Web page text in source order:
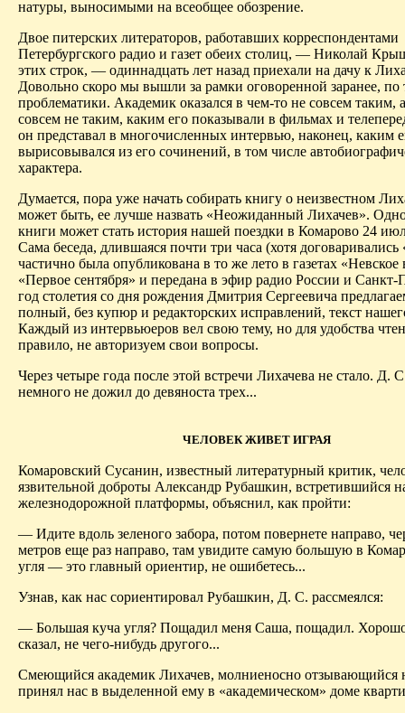
натуры, выносимыми на всеобщее обозрение.
Двое питерских литераторов, работавших корреспондентами
Петербургского радио и газет обеих столиц, — Николай
этих строк, — одиннадцать лет назад приехали на дачу к
Довольно скоро мы вышли за рамки оговоренной заранее, по
проблематики. Академик оказался в чем-то не совсем таким,
совсем не таким, каким его показывали в фильмах и
он представал в многочисленных интервью, наконец, каким
вырисовывался из его сочинений, в том числе
характера.
Думается, пора уже начать собирать книгу о неизвестном
может быть, ее лучше назвать «Неожиданный Лихачев».
книги может стать история нашей поездки в Комарово 24
Сама беседа, длившаяся почти три часа (хотя договаривались
частично была опубликована в то же лето в газетах «Невское
«Первое сентября» и передана в эфир радио России и Санкт-
год столетия со дня рождения Дмитрия Сергеевича
полный, без купюр и редакторских исправлений, текст
Каждый из интервьюеров вел свою тему, но для удобства
правило, не авторизуем свои вопросы.
Через четыре года после этой встречи Лихачева не стало. Д.
немного не дожил до девяноста трех...
ЧЕЛОВЕК ЖИВЕТ ИГРАЯ
Комаровский Сусанин, известный литературный критик,
язвительной доброты Александр Рубашкин, встретившийся
железнодорожной платформы, объяснил, как пройти:
— Идите вдоль зеленого забора, потом повернете направо,
метров еще раз направо, там увидите самую большую в
угля — это главный ориентир, не ошибетесь...
Узнав, как нас сориентировал Рубашкин, Д. С. рассмеялся:
— Большая куча угля? Пощадил меня Саша, пощадил.
сказал, не чего-нибудь другого...
Смеющийся академик Лихачев, молниеносно отзывающийся
принял нас в выделенной ему в «академиче­ском» доме